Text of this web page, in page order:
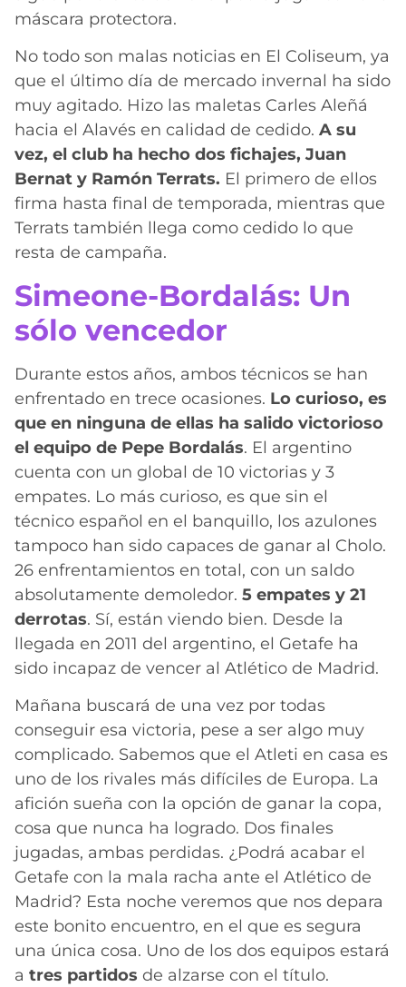
máscara protectora.
No todo son malas noticias en El Coliseum, ya
que el último día de mercado invernal ha sido
muy agitado. Hizo las maletas Carles Aleñá
hacia el Alavés en calidad de cedido. A su
vez, el club ha hecho dos fichajes, Juan
Bernat y Ramón Terrats. El primero de ellos
firma hasta final de temporada, mientras que
Terrats también llega como cedido lo que
resta de campaña.
Simeone-Bordalás: Un
sólo vencedor
Durante estos años, ambos técnicos se han
enfrentado en trece ocasiones. Lo curioso, es
que en ninguna de ellas ha salido victorioso
el equipo de Pepe Bordalás. El argentino
cuenta con un global de 10 victorias y 3
empates. Lo más curioso, es que sin el
técnico español en el banquillo, los azulones
tampoco han sido capaces de ganar al Cholo.
26 enfrentamientos en total, con un saldo
absolutamente demoledor. 5 empates y 21
derrotas. Sí, están viendo bien. Desde la
llegada en 2011 del argentino, el Getafe ha
sido incapaz de vencer al Atlético de Madrid.
Mañana buscará de una vez por todas
conseguir esa victoria, pese a ser algo muy
complicado. Sabemos que el Atleti en casa es
uno de los rivales más difíciles de Europa. La
afición sueña con la opción de ganar la copa,
cosa que nunca ha logrado. Dos finales
jugadas, ambas perdidas. ¿Podrá acabar el
Getafe con la mala racha ante el Atlético de
Madrid? Esta noche veremos que nos depara
este bonito encuentro, en el que es segura
una única cosa. Uno de los dos equipos estará
a tres partidos de alzarse con el título.